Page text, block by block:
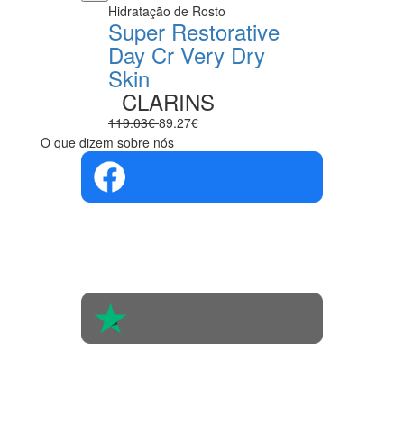
Hidratação de Rosto
Super Restorative
Day Cr Very Dry
Skin
CLARINS
119.03€89.27€
O que dizem sobre nós